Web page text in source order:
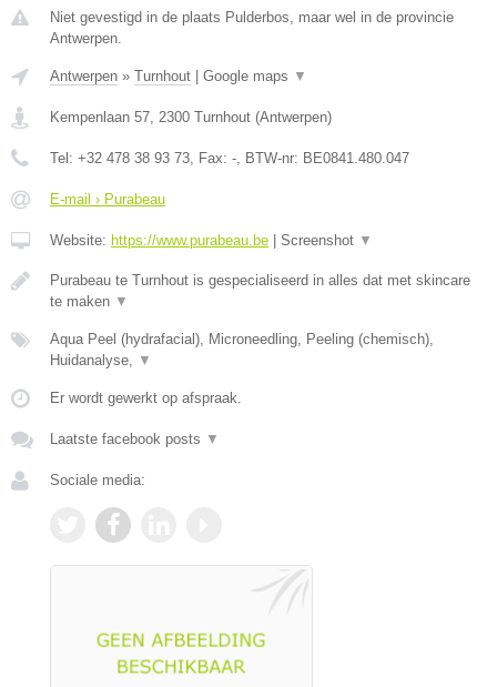
Niet gevestigd in de plaats Pulderbos, maar wel in de provincie
Antwerpen.
Antwerpen » Turnhout Google maps ▼
Kempenlaan 57, 2300 Turnhout (Antwerpen)
Tel: +32 478 38 93 73, Fax: -, BTW-nr: BE0841.480.047
E-mail › Purabeau
Website: https://www.purabeau.be Screenshot ▼
Purabeau te Turnhout is gespecialiseerd in alles dat met skincare
te maken ▼
Aqua Peel (hydrafacial), Microneedling, Peeling (chemisch),
Huidanalyse, ▼
Er wordt gewerkt op afspraak.
Laatste facebook posts ▼
Sociale media: